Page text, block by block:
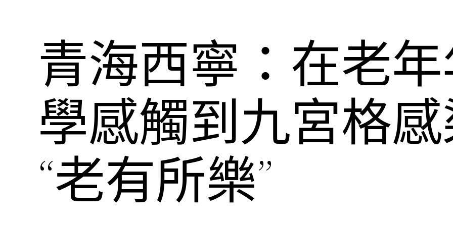
青海西寧：在老
學感觸到九宮格
“老有所樂”